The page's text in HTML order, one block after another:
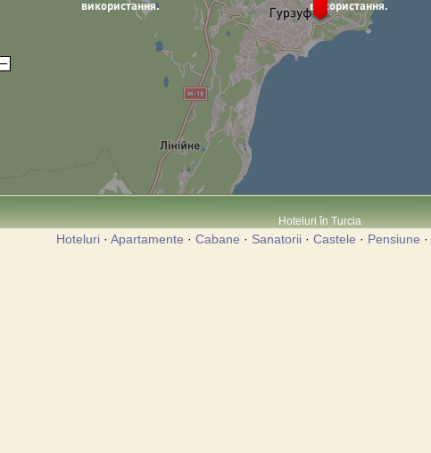
Hoteluri în Turcia
Hoteluri· Apartamente · Cabane · Sanatorii· Castele · Pensiune ·